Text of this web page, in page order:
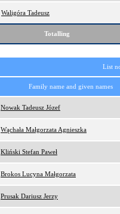
Waligóra Tadeusz
Totalling
List
Family name and given names
Nowak Tadeusz Józef
Wąchała Małgorzata Agnieszka
Kliński Stefan Paweł
Brokos Lucyna Małgorzata
Prusak Dariusz Jerzy